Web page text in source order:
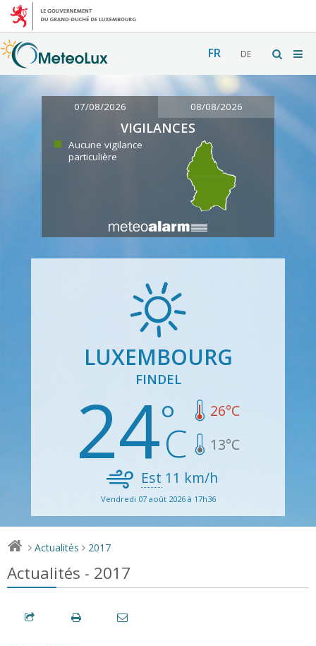
FR DE
07/08/2026 08/08/2026
VIGILANCES
Aucune vigilance
particulière
LUXEMBOURG
FINDEL
24 26°C
13°C
Est 11 km/h
Vendredi 07 août 2026 à 17h36
> Actualités > 2017
Actualités - 2017